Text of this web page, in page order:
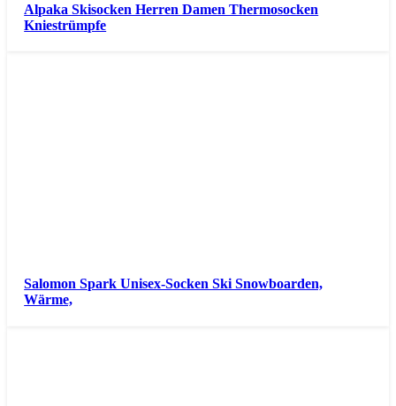
Alpaka Skisocken Herren Damen Thermosocken
Kniestrümpfe
Salomon Spark Unisex-Socken Ski Snowboarden,
Wärme,